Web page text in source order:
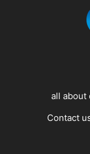
all about
Contact